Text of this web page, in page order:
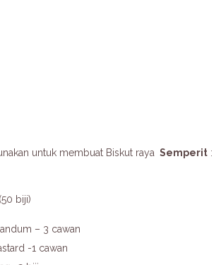
untuk membuat Biskut raya Semperit :
biji)
– 3 cawan
-1 cawan